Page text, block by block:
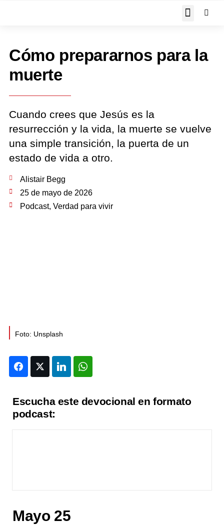
Cómo prepararnos para la
muerte
Cuando crees que Jesús es la
resurrección y la vida, la muerte se vuelve
una simple transición, la puerta de un
estado de vida a otro.
Alistair Begg
25 de mayo de 2026
Podcast, Verdad para vivir
Foto: Unsplash
FacebookTwitter LinkedIn
Escucha este devocional en formato
podcast:
Mayo 25